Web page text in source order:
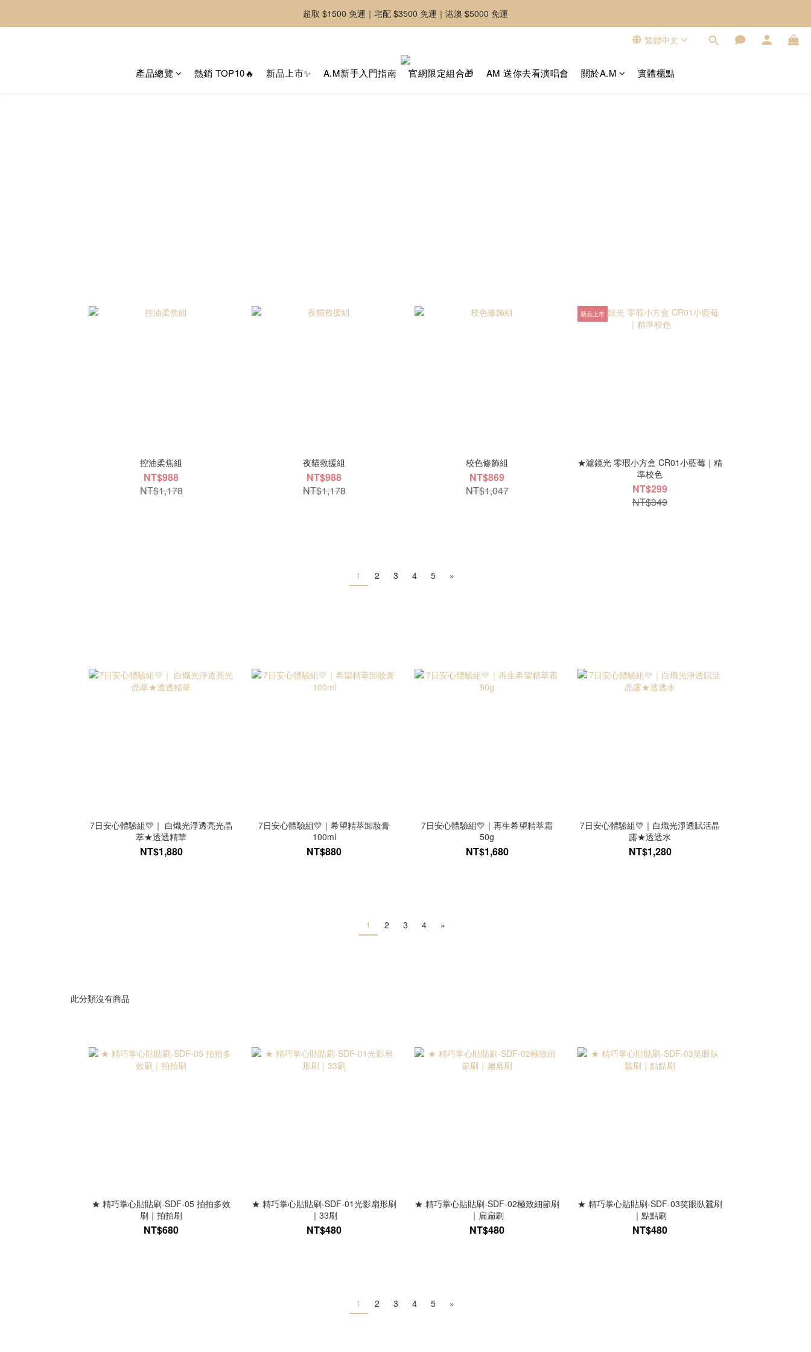
-好友募集中-加入官方LINE好友獲取優惠券
超取 $1500 免運｜宅配 $3500 免運｜港澳 $5000 免運
繁體中文
產品總覽 熱銷 TOP10🔥 新品上市✨ A.M新手入門指南 官網限定組合🎁 AM 送你去看演唱會 關於A.M 實體櫃點
控油柔焦組
NT$988
NT$1,178
夜貓救援組
NT$988
NT$1,178
校色修飾組
NT$869
NT$1,047
新品上市
★濾鏡光 零瑕小方盒 CR01小藍莓｜精
準校色
NT$299
NT$349
1 2 3 4 5 »
7日安心體驗組💛｜ 白熾光淨透亮光晶
萃★透透精華
NT$1,880
7日安心體驗組💛｜希望精萃卸妝膏
100ml
NT$880
7日安心體驗組💛｜再生希望精萃霜
50g
NT$1,680
7日安心體驗組💛｜白熾光淨透賦活晶
露★透透水
NT$1,280
1 2 3 4 »
此分類沒有商品
★ 精巧掌心貼貼刷-SDF-05 拍拍多效
刷｜拍拍刷
NT$680
★ 精巧掌心貼貼刷-SDF-01光影扇形刷
｜33刷
NT$480
★ 精巧掌心貼貼刷-SDF-02極致細節刷
｜扁扁刷
NT$480
★ 精巧掌心貼貼刷-SDF-03笑眼臥蠶刷
｜點點刷
NT$480
1 2 3 4 5 »